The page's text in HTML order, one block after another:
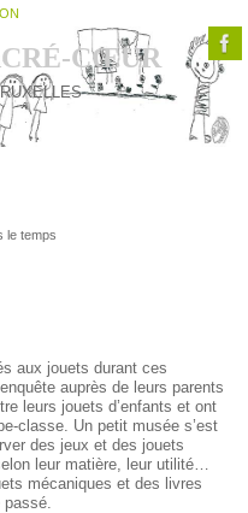
CŒUR
le temps
aux jouets durant ces
auprès de leurs parents
leurs jouets d’enfants et ont
classe. Un petit musée s’est
des jeux et des jouets
leur matière, leur utilité…
mécaniques et des livres
passé.